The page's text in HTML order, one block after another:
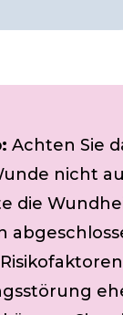
Achten Sie
nicht
die